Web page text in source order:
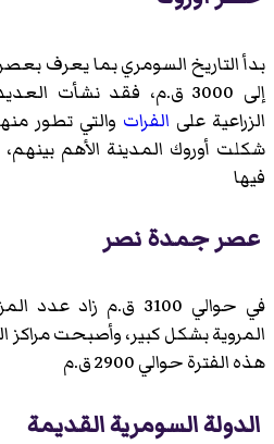
إلى 3000 ق.م، فقد نشأت
الزراعية على الفرات والتي تطور
شكلت أوروك المدينة الأهم
فيها
عصر جمدة نصر
في حوالي 3100 ق.م زاد
المروية بشكل كبير، وأصبحت
هذه الفترة حوالي 2900 ق.م
الدولة السومرية القديمة